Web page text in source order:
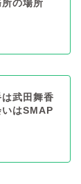
の場所
武田舞香
はSMAP